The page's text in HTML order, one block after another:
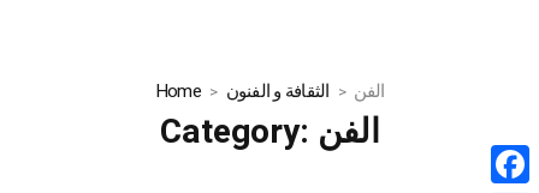
Home الثقافة و الفنون الفن
Category: الفن